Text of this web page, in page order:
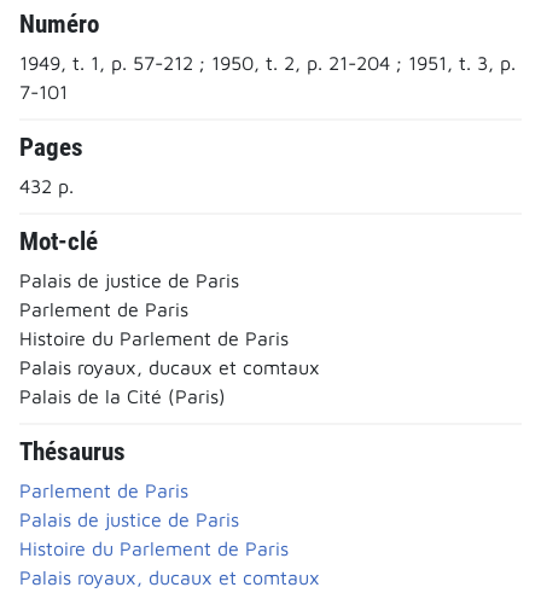
Numéro
1949, t. 1, p. 57-212 ; 1950, t. 2, p. 21-204 ; 1951, t. 3, p.
7-101
Pages
432 p.
Mot-clé
Palais de justice de Paris
Parlement de Paris
Histoire du Parlement de Paris
Palais royaux, ducaux et comtaux
Palais de la Cité (Paris)
Thésaurus
Parlement de Paris
Palais de justice de Paris
Histoire du Parlement de Paris
Palais royaux, ducaux et comtaux